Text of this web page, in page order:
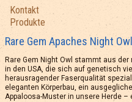
Kontakt
Produkte
Rare Gem Apaches Night Owl
Rare Gem Night Owl stammt aus
in den USA, die sich auf genetisch
herausragender Faserqualität
eleganten Körperbau, ein
Appaloosa-Muster in unsere Herde